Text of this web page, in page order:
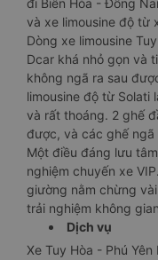
đi Biên Hòa - Đồng
và xe limousine độ từ
Dòng xe limousine
Dcar khá nhỏ gọn và
không ngã ra sau
limousine độ từ Solati
và rất thoáng. 2 ghế
được, và các ghế ngã
Một điều đáng lưu
nghiệm chuyến xe
giường nằm chừng
trải nghiệm không
Dịch vụ
Xe Tuy Hòa - Phú